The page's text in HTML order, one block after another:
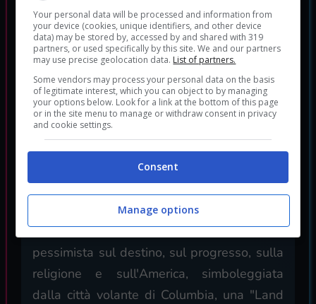
personaggi. Booker ed Elizabeth sono due
protagonisti meravigliosi, con una loro
precisa dimensione umana cesellata con
mano ferma per farci entrare nella parte e
soprattutto uniti da un legame stratificato,
in grado di sorprendere costantemente il
Infine è bene dirlo: in Bioshock Infinite certe
scene fanno soffrire.
E' una storia malinconica, una storia
pessimista sul destino, sul progresso, sulla
religione e sull'America, simboleggiata
dalla città volante di Columbia, una "Land
Your personal data will be processed and information from
your device (cookies, unique identifiers, and other device
data) may be stored by, accessed by and shared with 319
partners, or used specifically by this site. We and our partners
may use precise geolocation data. List of partners.
Some vendors may process your personal data on the basis
of legitimate interest, which you can object to by managing
your options below. Look for a link at the bottom of this page
or in the site menu to manage or withdraw consent in privacy
and cookie settings.
Consent
Manage options